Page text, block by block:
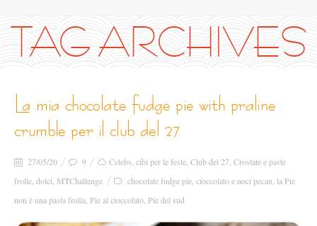
TAG ARCHIVES
la mia chocolate fudge pie with praline
crumble per il club del 27
27/05/20 9 Celebs cibi per le feste Club del 27 Crostate e paste
frolle dolci MTChallenge chocolate fudge pie cioccolato e noci pecan la Pie
non è una pasta frolla Pie al cioccolato Pie del sud